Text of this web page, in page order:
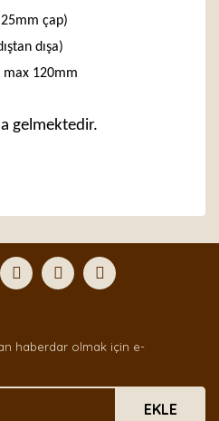
çap)
dışa)
max 120mm
gelmektedir.
Yaz
iletebilirsiniz.
ederiz.
bilgiler bulunuyor.
olmalı.
haberdar olmak için e-
EKLE